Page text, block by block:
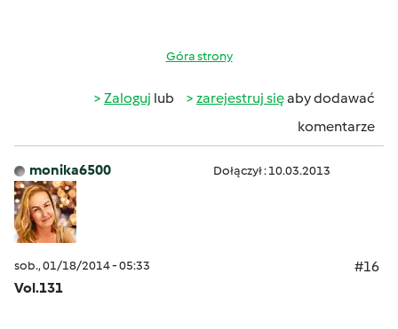
Góra strony
Zaloguj lub zarejestruj sięaby dodawać
komentarze
monika6500 Dołączył : 10.03.2013
sob., 01/18/2014 - 05:33
#16
Vol.131